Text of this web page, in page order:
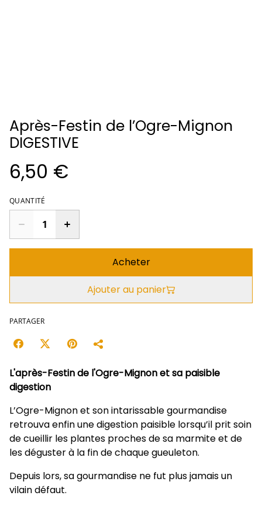
Après-Festin de l’Ogre-Mignon
DIGESTIVE
6,50 €
QUANTITÉ
Acheter
Ajouter au panier
PARTAGER
L'après-Festin de l'Ogre-Mignon et sa paisible
digestion
L’Ogre-Mignon et son intarissable gourmandise
retrouva enfin une digestion paisible lorsqu’il prit soin
de cueillir les plantes proches de sa marmite et de
les déguster à la fin de chaque gueuleton.
Depuis lors, sa gourmandise ne fut plus jamais un
vilain défaut.